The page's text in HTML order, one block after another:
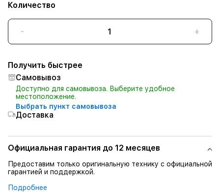
Количество
- +
Получить быстрее
Самовывоз
Доступно для самовывоза. Выберите удобное
местоположение.
Выбрать пункт самовывоза
Доставка
Официальная гарантия до 12 месяцев
Предоставим только оригинальную технику с официальной
гарантией и поддержкой.
Подробнее